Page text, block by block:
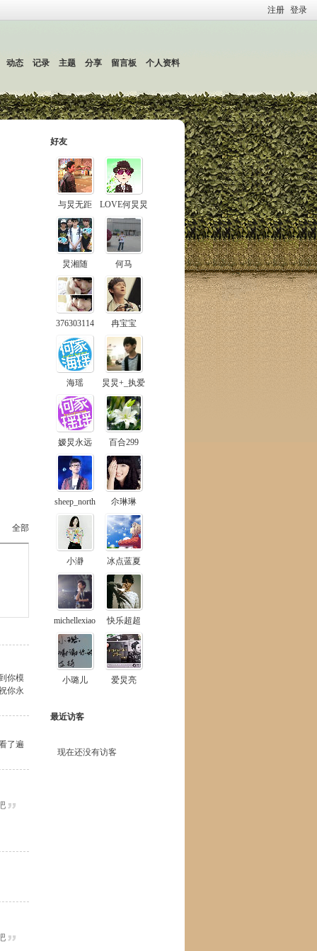
注册 登录
动态 记录 主题 分享 留言板 个人资料
全部
你模
你永
了遍
好友
与炅无距 LOVE何炅炅
炅湘随 何马
376303114 冉宝宝
海瑶 炅炅+_执爱
嫒炅永远 百合299
sheep_north 尒琳琳
小瀞 冰点蓝夏
michellexiao 快乐超超
小璐儿 爱炅亮
最近访客
现在还没有访客